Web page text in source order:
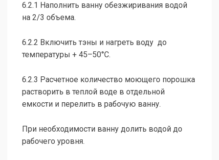
6.2.1 Наполнить ванну обезжиривания водой
на 2/3 объема.
6.2.2 Включить тэны и нагреть воду до
температуры + 45–50°С.
6.2.3 Расчетное количество моющего порошка
растворить в теплой воде в отдельной
емкости и перелить в рабочую ванну.
При необходимости ванну долить водой до
рабочего уровня.